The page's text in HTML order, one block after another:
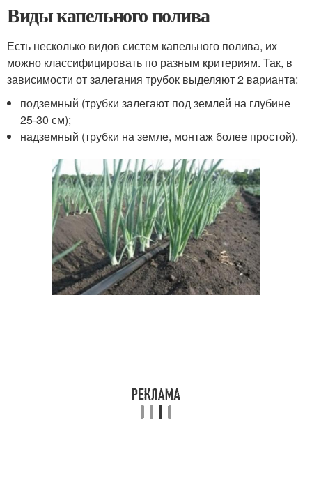
Виды капельного полива
Есть несколько видов систем капельного полива, их
можно классифицировать по разным критериям. Так, в
зависимости от залегания трубок выделяют 2 варианта:
подземный (трубки залегают под землей на глубине
25-30 см);
надземный (трубки на земле, монтаж более простой).